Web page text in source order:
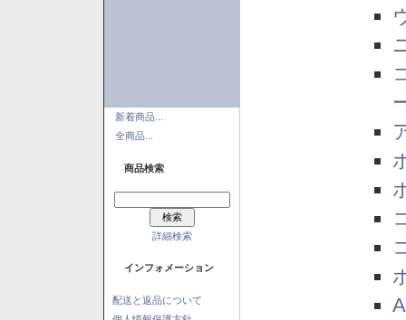
新着商品...
全商品...
商品検索
詳細検索
インフォメーション
配送と返品について